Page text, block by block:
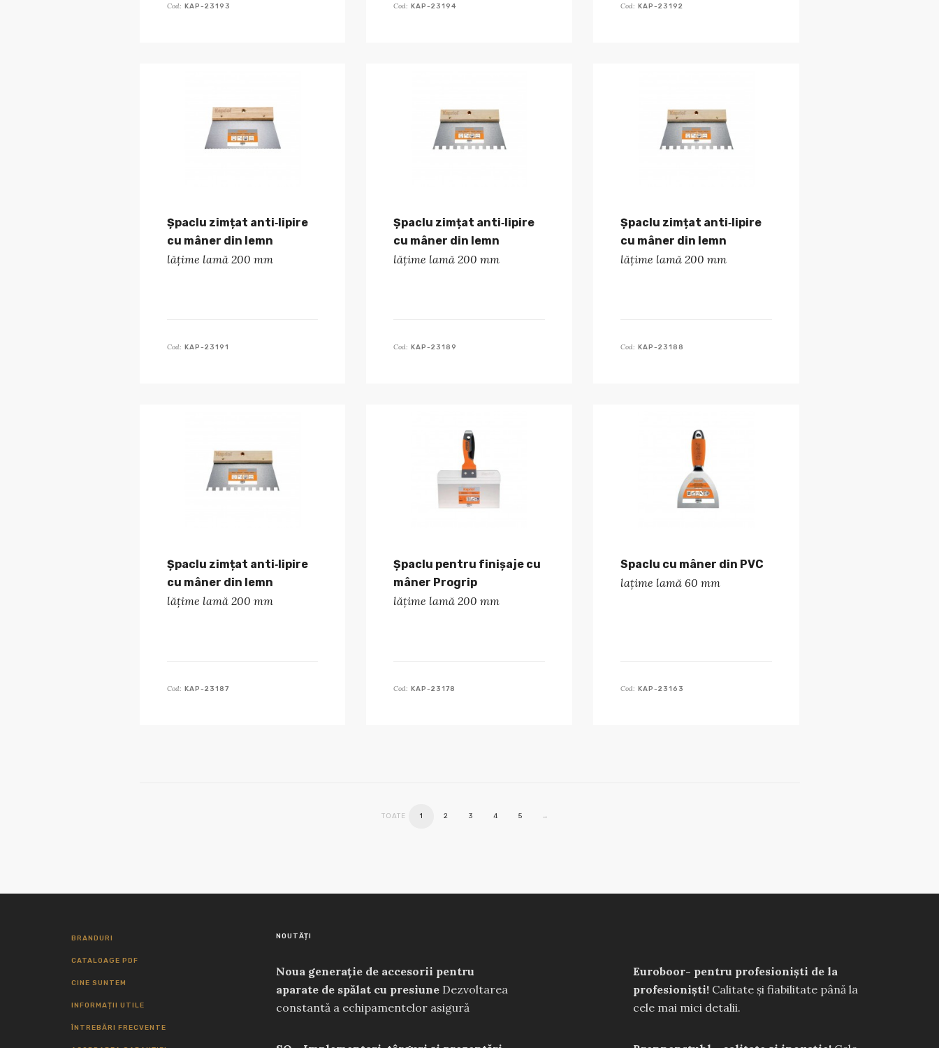
Cod: KAP-23193 Cod: KAP-23194 Cod: KAP-23192
Șpaclu zimțat anti‑lipire
cu mâner din lemn
lățime lamă 200 mm
Cod: KAP-23191
Șpaclu zimțat anti‑lipire
cu mâner din lemn
lățime lamă 200 mm
Cod: KAP-23189
Șpaclu zimțat anti‑lipire
cu mâner din lemn
lățime lamă 200 mm
Cod: KAP-23188
Șpaclu zimțat anti‑lipire
cu mâner din lemn
lățime lamă 200 mm
Cod: KAP-23187
Șpaclu pentru finișaje cu
mâner Progrip
lățime lamă 200 mm
Cod: KAP-23178
Spaclu cu mâner din PVC
lațime lamă 60 mm
Cod: KAP-23163
TOATE 1 2 3 4 5 →
NOUTĂȚI
Noua generație de accesorii pentru
aparate de spălat cu presiuneDezvoltarea
constantă a echipamentelor asigură
Euroboor- pentru profesioniști de la
profesioniști! Calitate și fiabilitate până la
cele mai mici detalii.
BRANDURI
CATALOAGE PDF
CINE SUNTEM
INFORMAȚII UTILE
ÎNTREBĂRI FRECVENTE